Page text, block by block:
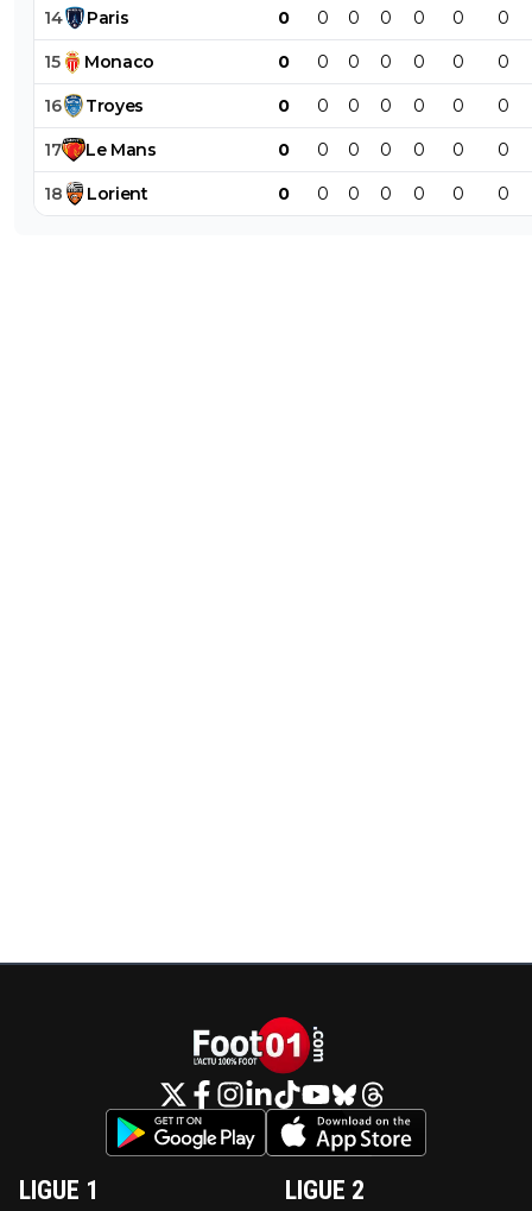
14 Paris 0 0 0 0 0 0 0
15 Monaco 0 0 0 0 0 0 0
16 Troyes 0 0 0 0 0 0 0
17 Le Mans 0 0 0 0 0 0 0
18 Lorient 0 0 0 0 0 0 0
LIGUE 1 LIGUE 2